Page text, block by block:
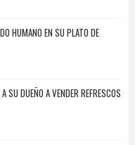
HUMANO EN SU PLATO DE
SU DUEÑO A VENDER REFRESCOS